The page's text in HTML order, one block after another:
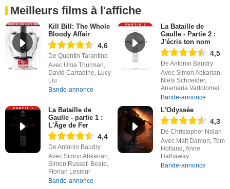
Meilleurs films à l'affiche
Kill Bill: The Whole
Bloody Affair
4,6
De Quentin Tarantino
Avec Uma Thurman,
David Carradine, Lucy
Liu
Bande-annonce
La Bataille de
Gaulle - Partie 2 :
J’écris ton nom
4,5
De Antonin Baudry
Avec Simon Abkarian,
Niels Schneider,
Anamaria Vartolomei
Bande-annonce
La Bataille de
Gaulle - partie 1 :
L'Âge de Fer
4,4
De Antonin Baudry
Avec Simon Abkarian,
Simon Russell Beale,
Florian Lesieur
Bande-annonce
L'Odyssée
4,3
De Christopher Nolan
Avec Matt Damon, Tom
Holland, Anne
Hathaway
Bande-annonce